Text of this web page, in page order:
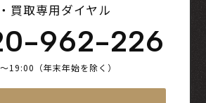
買取専用ダイヤル
962-226
19:00（年末年始を除く）